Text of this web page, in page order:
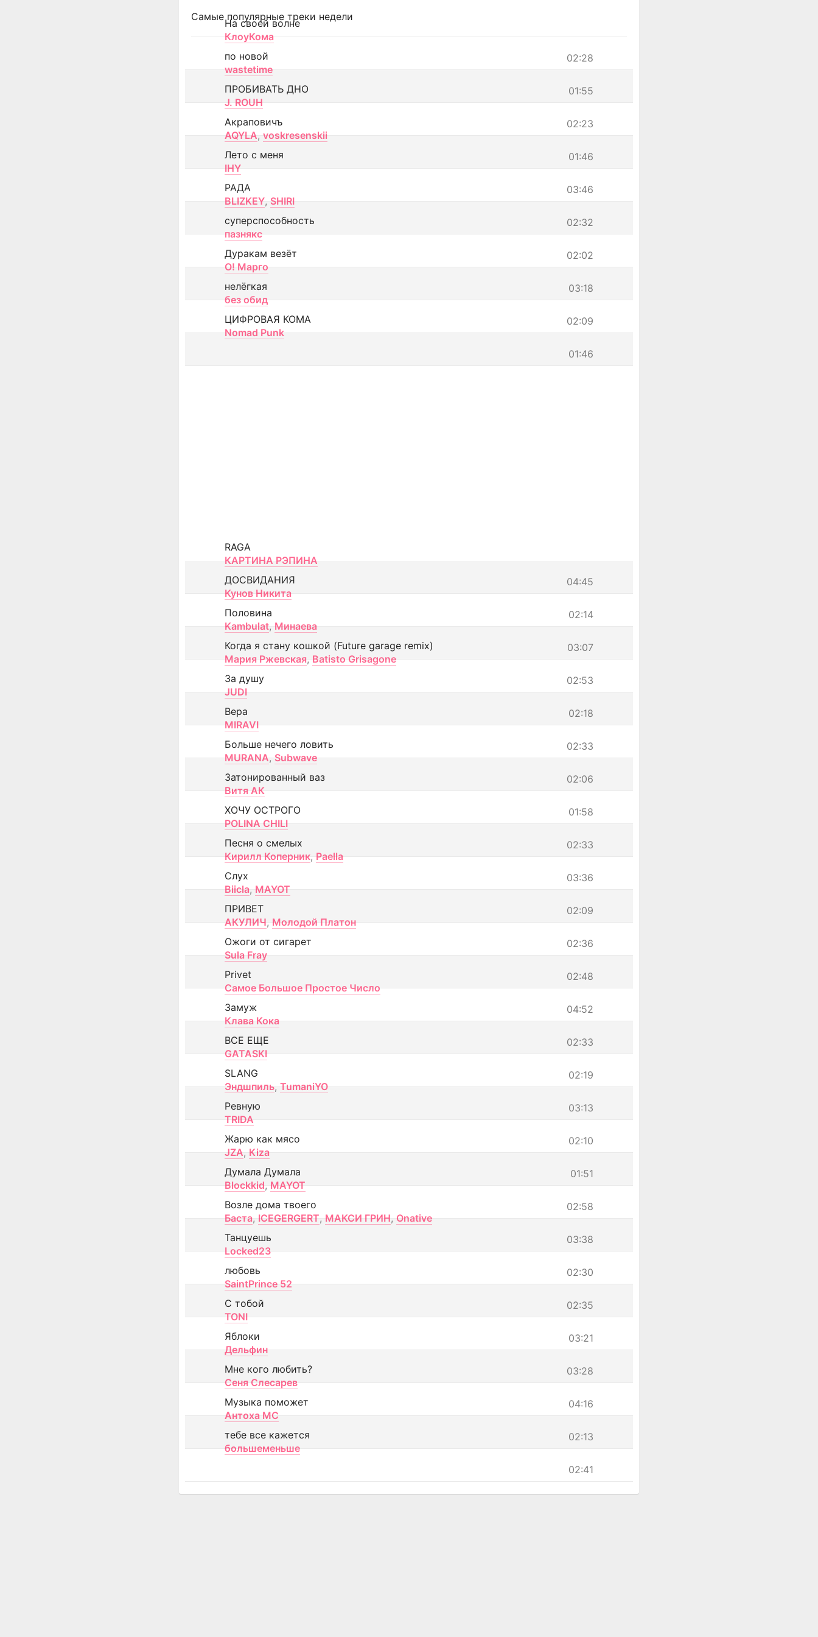
Самые популярные треки недели
На своей волне
КлоуКома
02:28
по новой
wastetime
01:55
ПРОБИВАТЬ ДНО
J. ROUH
02:23
Акраповичъ
AQYLA, voskresenskii
01:46
Лето с меня
IHY
03:46
РАДА
BLIZKEY, SHIRI
02:32
суперспособность
пазнякс
02:02
Дуракам везёт
О! Марго
03:18
нелёгкая
без обид
02:09
ЦИФРОВАЯ КОМА
Nomad Punk
01:46
RAGA
КАРТИНА РЭПИНА
04:45
ДОСВИДАНИЯ
Кунов Никита
02:14
Половина
Kambulat, Минаева
03:07
Когда я стану кошкой (Future garage remix)
Мария Ржевская, Batisto Grisagone
02:53
За душу
JUDI
02:18
Вера
MIRAVI
02:33
Больше нечего ловить
MURANA, Subwave
02:06
Затонированный ваз
Витя АК
01:58
ХОЧУ ОСТРОГО
POLINA CHILI
02:33
Песня о смелых
Кирилл Коперник, Paella
03:36
Слух
Biicla, MAYOT
02:09
ПРИВЕТ
АКУЛИЧ, Молодой Платон
02:36
Ожоги от сигарет
Sula Fray
02:48
Privet
Самое Большое Простое Число
04:52
Замуж
Клава Кока
02:33
ВСЕ ЕЩЕ
GATASKI
02:19
SLANG
Эндшпиль, TumaniYO
03:13
Ревную
TRIDA
02:10
Жарю как мясо
JZA, Kiza
01:51
Думала Думала
Blockkid, MAYOT
02:58
Возле дома твоего
Баста, ICEGERGERT, МАКСИ ГРИН, Onative
03:38
Танцуешь
Locked23
02:30
любовь
SaintPrince 52
02:35
С тобой
TONI
03:21
Яблоки
Дельфин
03:28
Мне кого любить?
Сеня Слесарев
04:16
Музыка поможет
Антоха МС
02:13
тебе все кажется
большеменьше
02:41